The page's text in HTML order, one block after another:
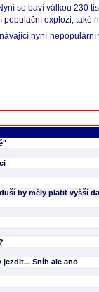
se baví válkou 230
explozi, také
nyní
by měly platit vyšší
Sníh ale ano